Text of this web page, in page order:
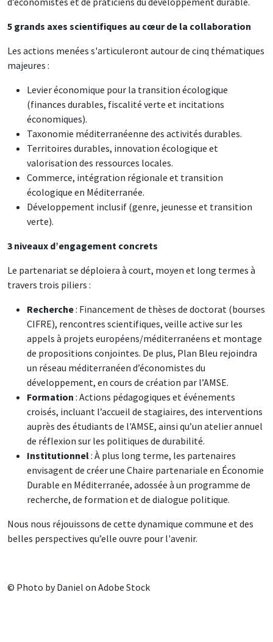
5 grands axes scientifiques au cœur de la collaboration
Les actions menées s'articuleront autour de cinq thématiques
majeures :
Levier économique pour la transition écologique
(finances durables, fiscalité verte et incitations
économiques).
Taxonomie méditerranéenne des activités durables.
Territoires durables, innovation écologique et
valorisation des ressources locales.
Commerce, intégration régionale et transition
écologique en Méditerranée.
Développement inclusif (genre, jeunesse et transition
verte).
3 niveaux d’engagement concrets
Le partenariat se déploiera à court, moyen et long termes à
travers trois piliers :
Recherche: Financement de thèses de doctorat (bourses
CIFRE), rencontres scientifiques, veille active sur les
appels à projets européens/méditerranéens et montage
de propositions conjointes. De plus, Plan Bleu rejoindra
un réseau méditerranéen d’économistes du
développement, en cours de création par l’AMSE.
Formation : Actions pédagogiques et événements
croisés, incluant l’accueil de stagiaires, des interventions
auprès des étudiants de l'AMSE, ainsi qu’un atelier annuel
de réflexion sur les politiques de durabilité.
Institutionnel: À plus long terme, les partenaires
envisagent de créer une Chaire partenariale en Économie
Durable en Méditerranée, adossée à un programme de
recherche, de formation et de dialogue politique.
Nous nous réjouissons de cette dynamique commune et des
belles perspectives qu’elle ouvre pour l'avenir.
© Photo by Daniel on Adobe Stock